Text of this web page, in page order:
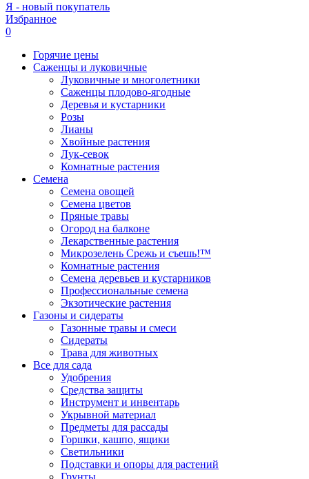
Я - новый покупатель
Избранное
0
Горячие цены
Саженцы и луковичные
Луковичные и многолетники
Саженцы плодово-ягодные
Деревья и кустарники
Розы
Лианы
Хвойные растения
Лук-севок
Комнатные растения
Семена
Семена овощей
Семена цветов
Пряные травы
Огород на балконе
Лекарственные растения
Микрозелень Срежь и съешь!™
Комнатные растения
Семена деревьев и кустарников
Профессиональные семена
Экзотические растения
Газоны и сидераты
Газонные травы и смеси
Сидераты
Трава для животных
Все для сада
Удобрения
Средства защиты
Инструмент и инвентарь
Укрывной материал
Предметы для рассады
Горшки, кашпо, ящики
Светильники
Подставки и опоры для растений